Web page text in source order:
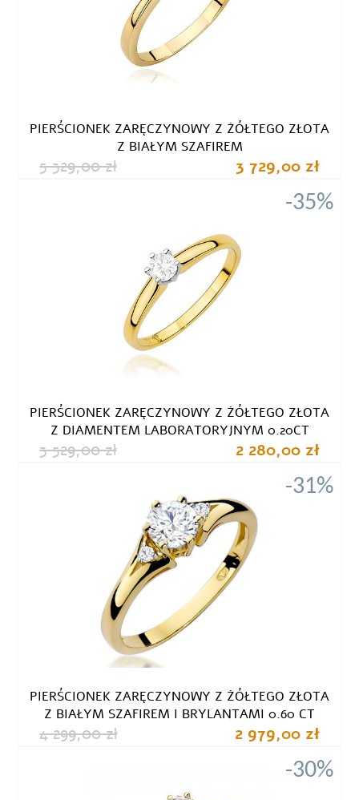
PIERŚCIONEK ZARĘCZYNOWY Z ŻÓŁTEGO ZŁOTA
Z BIAŁYM SZAFIREM
5 329,00 zł 3 729,00 zł
-35%
PIERŚCIONEK ZARĘCZYNOWY Z ŻÓŁTEGO ZŁOTA
Z DIAMENTEM LABORATORYJNYM 0.20CT
3 529,00 zł 2 280,00 zł
-31%
PIERŚCIONEK ZARĘCZYNOWY Z ŻÓŁTEGO ZŁOTA
Z BIAŁYM SZAFIREM I BRYLANTAMI 0.60 CT
4 299,00 zł 2 979,00 zł
-30%